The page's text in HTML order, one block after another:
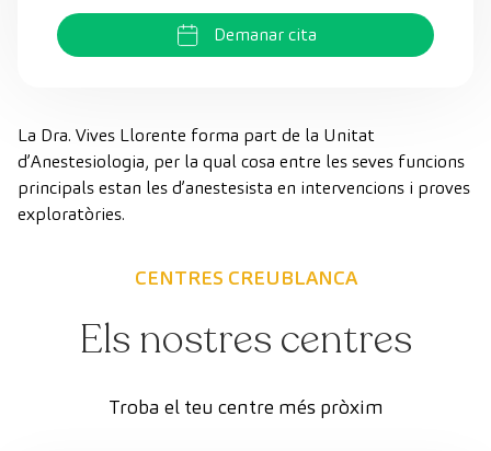
Demanar cita
La Dra. Vives Llorente forma part de la Unitat
d’Anestesiologia, per la qual cosa entre les seves funcions
principals estan les d’anestesista en intervencions i proves
exploratòries.
CENTRES CREUBLANCA
Els nostres centres
Troba el teu centre més pròxim